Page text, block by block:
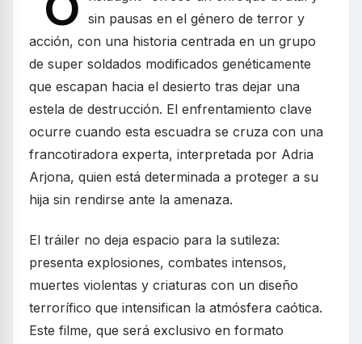
sin pausas en el género de terror y
acción, con una historia centrada en un grupo
de super soldados modificados genéticamente
que escapan hacia el desierto tras dejar una
estela de destrucción. El enfrentamiento clave
ocurre cuando esta escuadra se cruza con una
francotiradora experta, interpretada por Adria
Arjona, quien está determinada a proteger a su
hija sin rendirse ante la amenaza.
El tráiler no deja espacio para la sutileza:
presenta explosiones, combates intensos,
muertes violentas y criaturas con un diseño
terrorífico que intensifican la atmósfera caótica.
Este filme, que será exclusivo en formato